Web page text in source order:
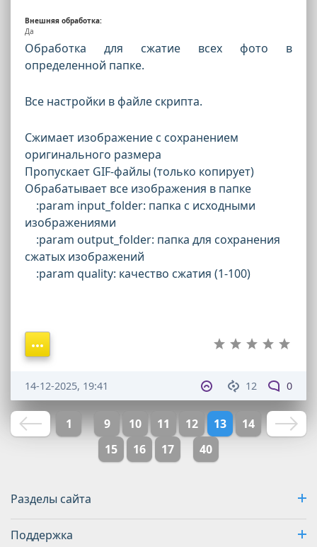
Внешняя обработка:
Да
Обработка для сжатие всех фото в
определенной папке.
Все настройки в файле скрипта.
Сжимает изображение с сохранением
оригинального размера
Пропускает GIF-файлы (только копирует)
Обрабатывает все изображения в папке
:param input_folder: папка с исходными
изображениями
:param output_folder: папка для сохранения
сжатых изображений
:param quality: качество сжатия (1-100)
12 0
14-12-2025, 19:41
1 9 10 11 12 13
14
15
16 17 40
Разделы сайта
Поддержка